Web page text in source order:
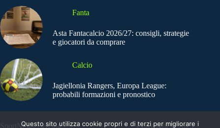
Fanta
Asta Fantacalcio 2026/27: consigli, strategie
e giocatori da comprare
Calcio
Jagiellonia Rangers, Europa League:
probabili formazioni e pronostico
SportNews.BetFlag - Copyright © 2025
Questo sito utilizza cookie propri e di terzi per migliorare i